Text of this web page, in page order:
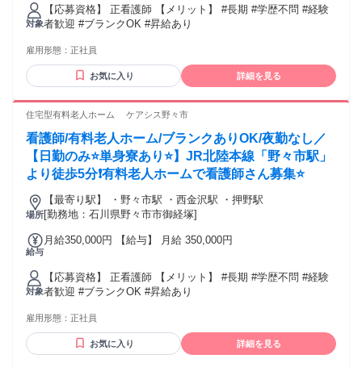
対象
【応募資格】 正看護師 【メリット】 #長期 #学歴不問 #経験
者歓迎 #ブランクOK #昇給あり
雇用形態： 正社員
お気に入り 詳細を見る
住宅型有料老人ホーム ケアシス野々市
看護師/有料老人ホーム/ブランクありOK/夜勤なし／
【日勤のみ⭐単身寮あり⭐】JR北陸本線「野々市駅」
より徒歩5分❗️有料老人ホームで看護師さん募集⭐
場所
【最寄り駅】 ・野々市駅 ・西金沢駅 ・押野駅
[勤務地：石川県野々市市御経塚]
給与
月給350,000円 【給与】 月給 350,000円
対象
【応募資格】 正看護師 【メリット】 #長期 #学歴不問 #経験
者歓迎 #ブランクOK #昇給あり
雇用形態： 正社員
お気に入り 詳細を見る